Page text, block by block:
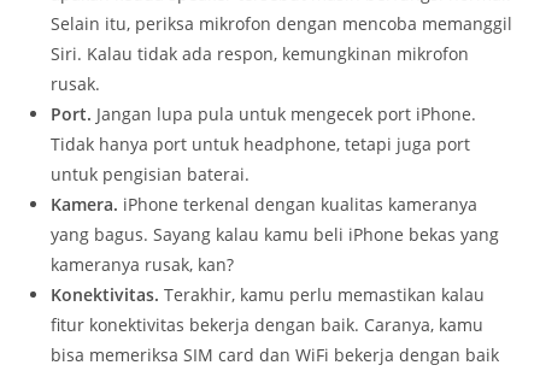
Selain itu, periksa mikrofon dengan mencoba memanggil
Siri. Kalau tidak ada respon, kemungkinan mikrofon
rusak.
Port. Jangan lupa pula untuk mengecek port iPhone.
Tidak hanya port untuk headphone, tetapi juga port
untuk pengisian baterai.
Kamera. iPhone terkenal dengan kualitas kameranya
yang bagus. Sayang kalau kamu beli iPhone bekas yang
kameranya rusak, kan?
Konektivitas.Terakhir, kamu perlu memastikan kalau
fitur konektivitas bekerja dengan baik. Caranya, kamu
bisa memeriksa SIM card dan WiFi bekerja dengan baik